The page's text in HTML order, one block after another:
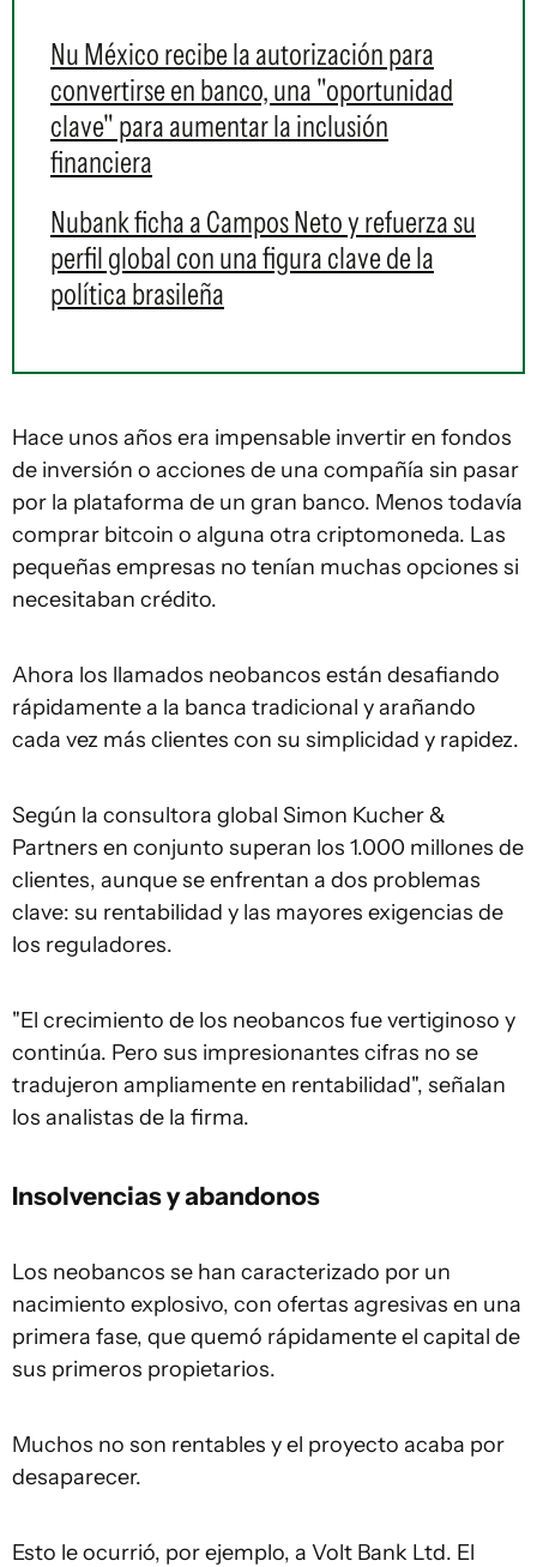
Nu México recibe la autorización para
convertirse en banco, una "oportunidad
clave" para aumentar la inclusión
financiera
Nubank ficha a Campos Neto y refuerza su
perfil global con una figura clave de la
política brasileña
Hace unos años era impensable invertir en fondos
de inversión o acciones de una compañía sin pasar
por la plataforma de un gran banco. Menos todavía
comprar bitcoin o alguna otra criptomoneda. Las
pequeñas empresas no tenían muchas opciones si
necesitaban crédito.
Ahora los llamados neobancos están desafiando
rápidamente a la banca tradicional y arañando
cada vez más clientes con su simplicidad y rapidez.
Según la consultora global Simon Kucher &
Partners en conjunto superan los 1.000 millones de
clientes, aunque se enfrentan a dos problemas
clave: su rentabilidad y las mayores exigencias de
los reguladores.
"El crecimiento de los neobancos fue vertiginoso y
continúa. Pero sus impresionantes cifras no se
tradujeron ampliamente en rentabilidad", señalan
los analistas de la firma.
Insolvencias y abandonos
Los neobancos se han caracterizado por un
nacimiento explosivo, con ofertas agresivas en una
primera fase, que quemó rápidamente el capital de
sus primeros propietarios.
Muchos no son rentables y el proyecto acaba por
desaparecer.
Esto le ocurrió, por ejemplo, a Volt Bank Ltd. El